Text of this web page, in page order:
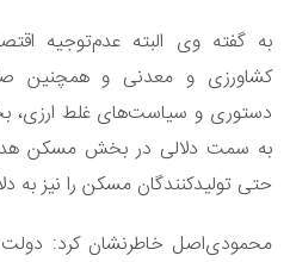
به گفته وی البته عدم‌توجیه
کشاورزی و معدنی و همچنین
دستوری و سیاست‌های غلط ارزی،
به سمت دلالی در بخش مسکن
حتی تولیدکنندگان مسکن را نیز به
محمودی‌اصل خاطرنشان کرد: